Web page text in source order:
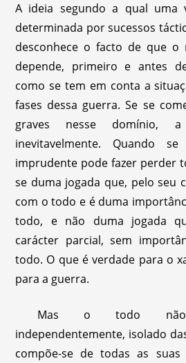
A ideia segundo a qual uma
determinada por sucessos
desconhece o facto de que o
depende, primeiro e antes
como se tem em conta a
fases dessa guerra. Se se
graves nesse domínio,
inevitavelmente. Quando
imprudente pode fazer perder
se duma jogada que, pelo seu
com o todo e é duma
todo, e não duma jogada
carácter parcial, sem
todo. O que é verdade para o
para a guerra.
Mas o todo
independentemente, isolado
compõe-se de todas as suas